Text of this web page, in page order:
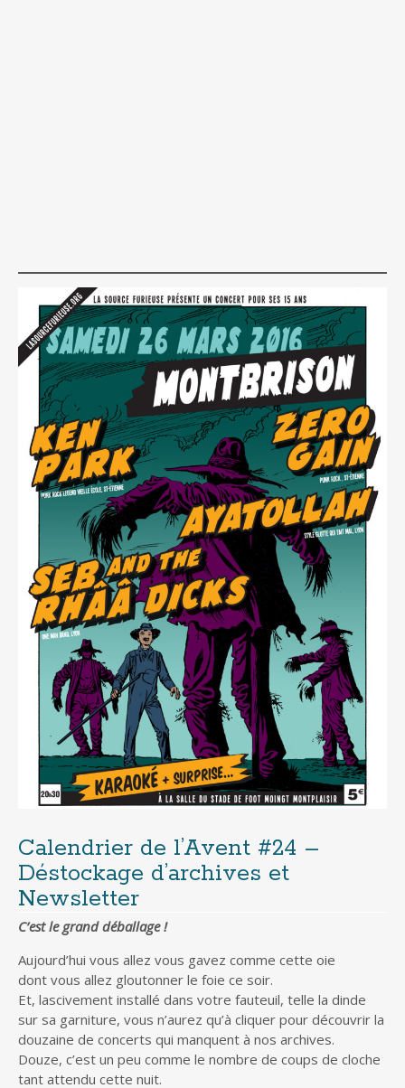
Calendrier de l’Avent #24 –
Déstockage d’archives et
Newsletter
C’est le grand déballage !
Aujourd’hui vous allez vous gavez comme cette oie
dont vous allez gloutonner le foie ce soir.
Et, lascivement installé dans votre fauteuil, telle la dinde
sur sa garniture, vous n’aurez qu’à cliquer pour découvrir la
douzaine de concerts qui manquent à nos archives.
Douze, c’est un peu comme le nombre de coups de cloche
tant attendu cette nuit.